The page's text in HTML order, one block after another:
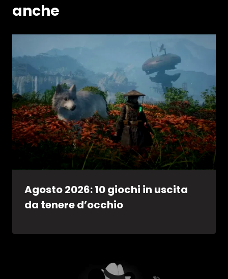
anche
Agosto 2026: 10 giochi in uscita
da tenere d’occhio